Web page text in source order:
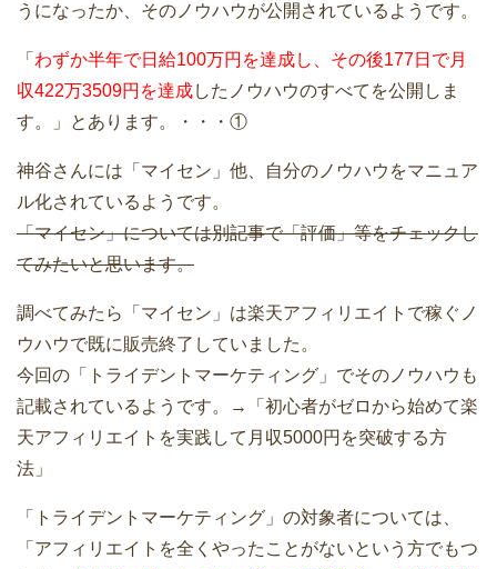
うになったか、そのノウハウが公開されているようです。
「 わずか半年で日給100万円を達成し、その後177日で月
収422万3509円を達成したノウハウのすべてを公開しま
す。」とあります。・・・①
神谷さんには「マイセン」他、自分のノウハウをマニュア
ル化されているようです。
「マイセン」については別記事で「評価」等をチェックし
てみたいと思います。
調べてみたら「マイセン」は楽天アフィリエイトで稼ぐノ
ウハウで既に販売終了していました。
今回の「トライデントマーケティング」でそのノウハウも
記載されているようです。→「初心者がゼロから始めて楽
天アフィリエイトを実践して月収5000円を突破する方
法」
「トライデントマーケティング」の対象者については、
「アフィリエイトを全くやったことがないという方でもつ